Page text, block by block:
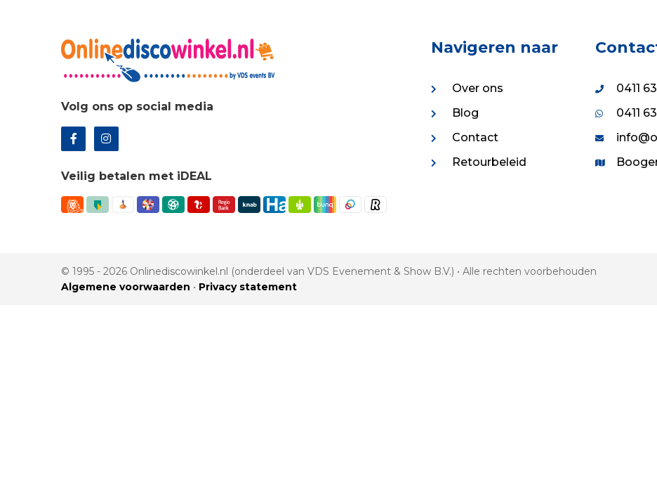
Volg ons op social media
Veilig betalen met iDEAL
Navigeren naar
Over ons
Blog
Contact
Retourbeleid
0411
0411
© 1995 - 2026 Onlinediscowinkel.nl (onderdeel van VDS Evenement & Show B.V.) • Alle rechten voorbehouden
Algemene voorwaarden • Privacy statement